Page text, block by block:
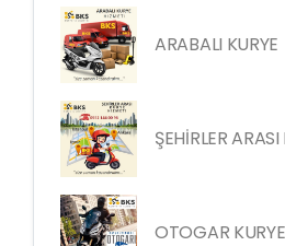
ARABALI KURYE
ŞEHİRLER ARASI
OTOGAR KURYE